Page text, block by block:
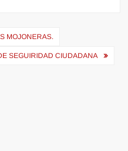
MOJONERAS.
SEGUIRIDAD CIUDADANA